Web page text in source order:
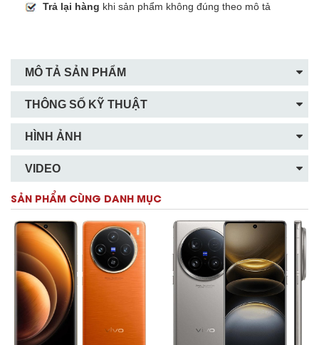
Trả lại hàng khi sản phẩm không đúng theo mô tả
MÔ TẢ SẢN PHẨM
THÔNG SỐ KỸ THUẬT
HÌNH ẢNH
VIDEO
SẢN PHẨM CÙNG DANH MỤC